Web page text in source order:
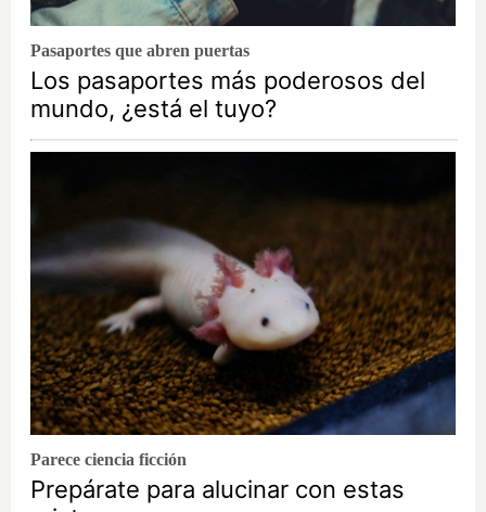
Pasaportes que abren puertas
Los pasaportes más poderosos del
mundo, ¿está el tuyo?
Parece ciencia ficción
Prepárate para alucinar con estas